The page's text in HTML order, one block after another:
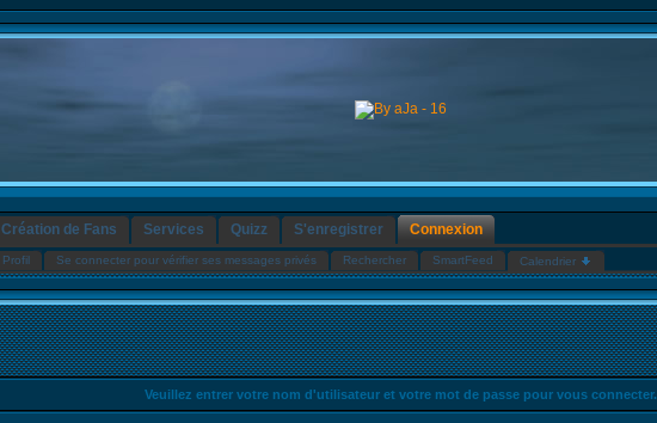
Création de Fans Services Quizz S'enregistrer Connexion
Profil Se connecter pour vérifier ses messages privés Rechercher SmartFeed Calendrier
Veuillez entrer votre nom d'utilisateur et votre mot de passe pour vous connecter.